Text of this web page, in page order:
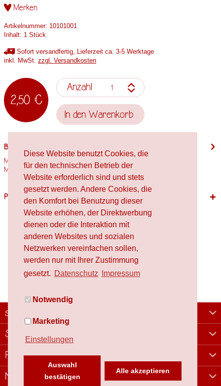
Diese Website benutzt Cookies, die
für den technischen Betrieb der
Website erforderlich sind und stets
gesetzt werden. Andere Cookies, die
den Komfort bei Benutzung dieser
Website erhöhen, der Direktwerbung
dienen oder die Interaktion mit
anderen Websites und sozialen
Netzwerken vereinfachen sollen,
werden nur mit Ihrer Zustimmung
gesetzt. Datenschutz Impressum
Notwendig
Marketing
Einstellungen
Auswahl
bestätigen
Alle akzeptieren
Merken
Artikelnummer: 10101001
Inhalt: 1 Stück
Sofort versandfertig, Lieferzeit ca. 3-5 Werktage
inkl. MwSt. zzgl. Versandkosten
2,50 €
Anzahl
In den Warenkorb
Beschreibung
Motivgröße: 13mm x 7mm Stempelholzgröße: Spielfigur Verwendete
Materialien Holz,...mehr
Passende Produkte
schafproduction
Shop
Rechtliches
Newsletter